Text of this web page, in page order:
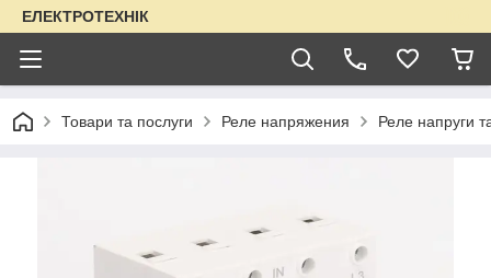
ЕЛЕКТРОТЕХНІК
Товари та послуги Реле напряжения Реле напруги